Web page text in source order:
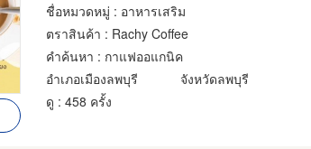
ชื่อหมวดหมู่ : อาหารเสริม
ตราสินค้า : Rachy Coffee
คำค้นหา : กาแฟออแกนิค
อำเภอเมืองลพบุรี
จังหวัดลพบุรี
ดู : 458 ครั้ง